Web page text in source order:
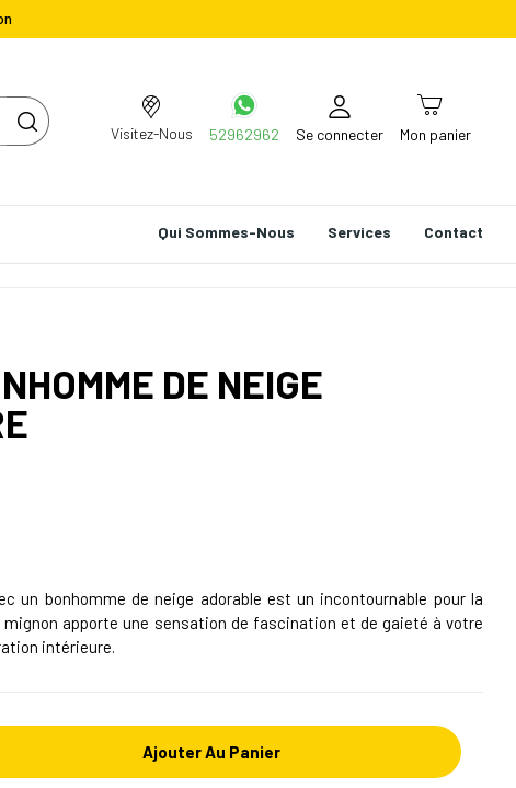
Visitez-Nous 52962962 Se connecter Mon panier
Qui Sommes-Nous Services Contact
DE NEIGE
un bonhomme de neige adorable est un incontournable pour la
apporte une sensation de fascination et de gaieté à votre
intérieure.
Ajouter Au Panier